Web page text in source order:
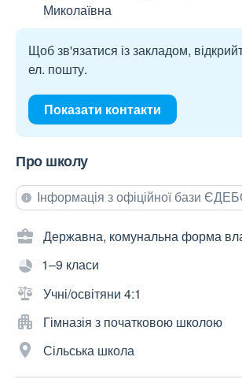
Миколаївна
Щоб зв'язатися із закладом,
ел. пошту.
Показати контакти
Про школу
Інформація з офіційної бази
Державна, комунальна форма
1–9 класи
Учні/освітяни 4:1
Гімназія з початковою школою
Сільська школа